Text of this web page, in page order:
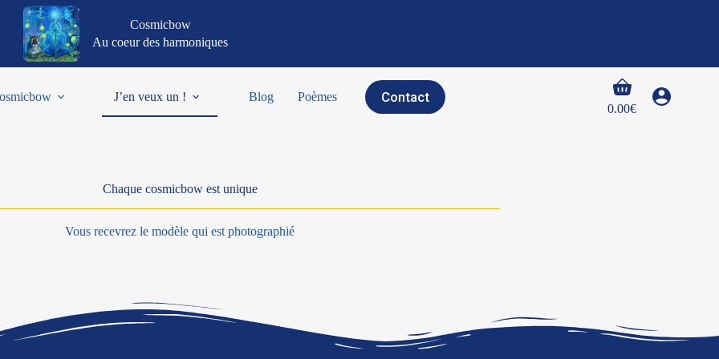
Cosmicbow
Au coeur des harmoniques
J’en veux un ! Blog Poèmes Contact
Panier
d’achat
0.00€
Chaque cosmicbow est unique
Vous recevrez le modèle qui est photographié